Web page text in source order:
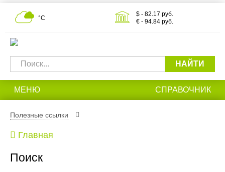
°С
$ - 82.17 руб.
€ - 94.84 руб.
НАЙТИ
МЕНЮ СПРАВОЧНИК
Полезные ссылки
Главная
Поиск